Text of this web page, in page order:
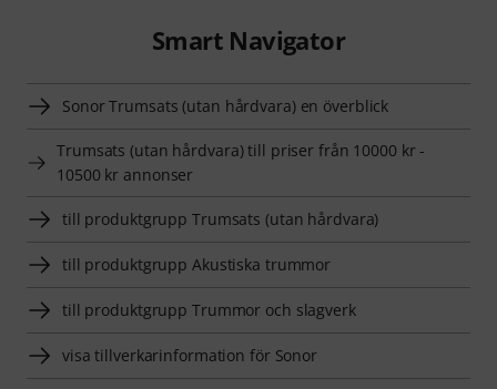
Smart Navigator
Sonor Trumsats (utan hårdvara) en överblick
Trumsats (utan hårdvara) till priser från 10000 kr -
10500 kr annonser
till produktgrupp Trumsats (utan hårdvara)
till produktgrupp Akustiska trummor
till produktgrupp Trummor och slagverk
visa tillverkarinformation för Sonor